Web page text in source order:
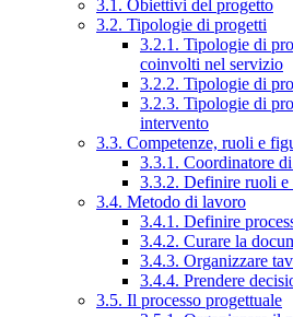
3.1. Obiettivi del progetto
3.2. Tipologie di progetti
3.2.1. Tipologie di
coinvolti nel servizio
3.2.2. Tipologie di
3.2.3. Tipologie di
intervento
3.3. Competenze, ruoli e
3.3.1. Coordinatore
3.3.2. Definire ruoli e
3.4. Metodo di lavoro
3.4.1. Definire
3.4.2. Curare la
3.4.3. Organizzare
3.4.4. Prendere
3.5. Il processo progettuale